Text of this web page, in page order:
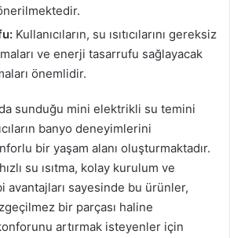
Kullanıcıların, su ısıtıcılarını gereksiz
ve enerji tasarrufu sağlayacak
önemlidir.
sunduğu mini elektrikli su temini
banyo deneyimlerini
bir yaşam alanı oluşturmaktadır.
su ısıtma, kolay kurulum ve
avantajları sayesinde bu ürünler,
bir parçası haline
artırmak isteyenler için